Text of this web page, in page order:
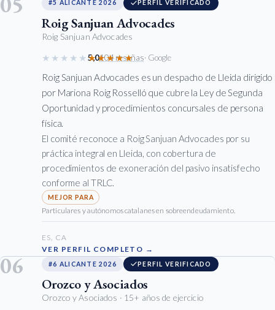
#5 ALICANTE 2026 PERFIL VERIFICADO
Roig Sanjuan Advocades
Roig Sanjuan Advocades
★★★★★★★★★★
5,0104 reseñas· Google
Roig Sanjuan Advocades es un despacho de Lleida dirigido
por Mariona Roig Rosselló que cubre la Ley de Segunda
Oportunidad y procedimientos concursales de persona
física.
El comité reconoce a Roig Sanjuan Advocades por su
práctica integral en Lleida, con cobertura de
procedimientos de exoneración del pasivo insatisfecho
conforme al TRLC.
Particulares y autónomos catalanes en sobreendeudamiento.
ES, CA
VER PERFIL COMPLETO →
06 #6 ALICANTE 2026 PERFIL VERIFICADO
Orozco y Asociados
Orozco y Asociados · 15+ años de ejercicio